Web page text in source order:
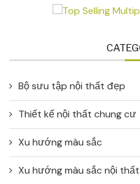
Bộ sưu tập nội thất đẹp
Thiết kế nội thất chung cư
Xu hướng màu sắc
Xu hướng màu sắc nội